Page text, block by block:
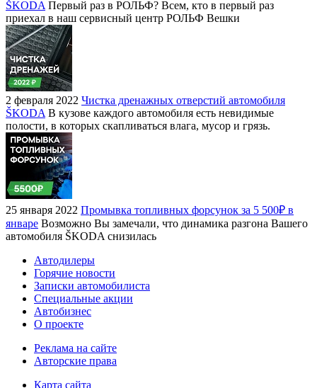
ŠKODA Первый раз в РОЛЬФ? Всем, кто в первый раз
приехал в наш сервисный центр РОЛЬФ Вешки
2 февраля 2022 Чистка дренажных отверстий автомобиля
ŠKODA В кузове каждого автомобиля есть невидимые
полости, в которых скапливаться влага, мусор и грязь.
25 января 2022 Промывка топливных форсунок за 5 500₽ в
январе Возможно Вы замечали, что динамика разгона Вашего
автомобиля ŠKODA снизилась
Автодилеры
Горячие новости
Записки автомобилиста
Специальные акции
Автобизнес
О проекте
Реклама на сайте
Авторские права
Карта сайта